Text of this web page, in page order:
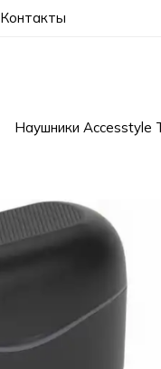
Контакты
Наушники Accesstyle